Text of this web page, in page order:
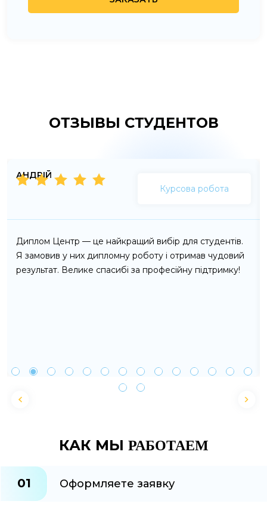
ОТЗЫВЫ СТУДЕНТОВ
АНДРІЙ
Курсова робота
Диплом Центр — це найкращий вибір для студентів.
Я замовив у них дипломну роботу і отримав чудовий
результат. Велике спасибі за професійну підтримку!
КАК МЫ РАБОТАЕМ
01 Оформляете заявку